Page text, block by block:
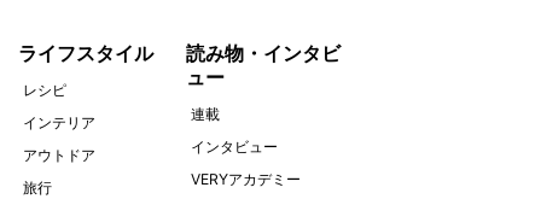
ライフスタイル
レシピ
インテリア
アウトドア
旅行
読み物・インタビ
ュー
連載
インタビュー
VERYアカデミー